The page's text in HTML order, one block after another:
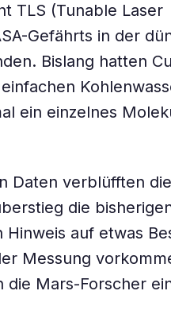
TLS (Tunable Laser
Gefährts in der
Bislang hatten
ein einzelnes
Daten verblüfften
die
auf etwas
Messung
die Mars-Forscher